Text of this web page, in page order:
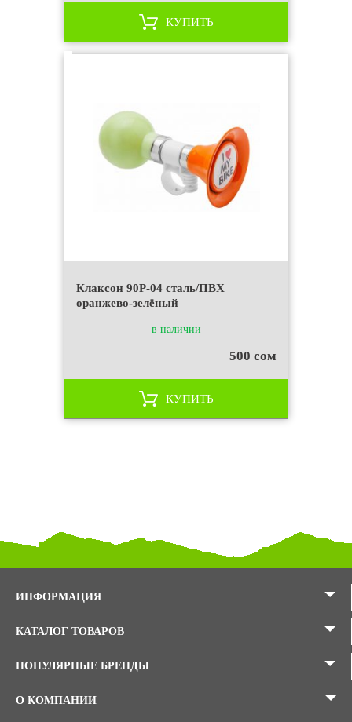
КУПИТЬ
Клаксон 90P-04 сталь/ПВХ
оранжево-зелёный
в наличии
500 сом
КУПИТЬ
ИНФОРМАЦИЯ
КАТАЛОГ ТОВАРОВ
ПОПУЛЯРНЫЕ БРЕНДЫ
О КОМПАНИИ